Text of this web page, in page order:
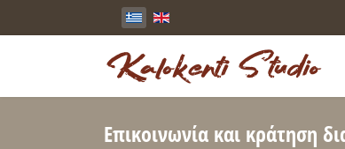
Επικοινωνία και κράτηση